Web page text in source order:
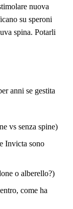
nuova
su speroni
spina. Potarli
anni se gestita
vs senza spine)
Invicta sono
o alberello?)
come ha